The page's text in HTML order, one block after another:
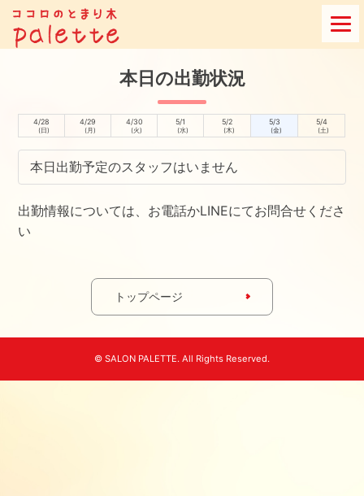
Skip
content
本日の出勤状況
4/28
(日)
4/29
(月)
4/30
(火)
5/1
(水)
5/2
(木)
5/3
(金)
5/4
(土)
本日出勤予定のスタッフはいません
出勤情報については、お電話かLINEにてお問合せくださ
い
トップページ
© SALON PALETTE. All Rights Reserved.